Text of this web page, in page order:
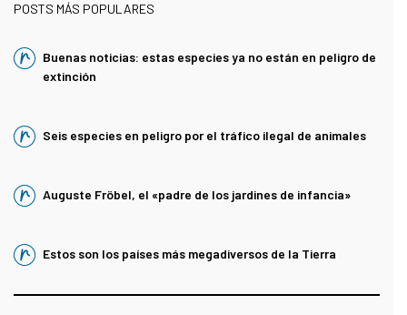
POSTS MÁS POPULARES
Buenas noticias: estas especies ya no están en peligro de
extinción
Seis especies en peligro por el tráfico ilegal de animales
Auguste Fröbel, el «padre de los jardines de infancia»
Estos son los países más megadiversos de la Tierra